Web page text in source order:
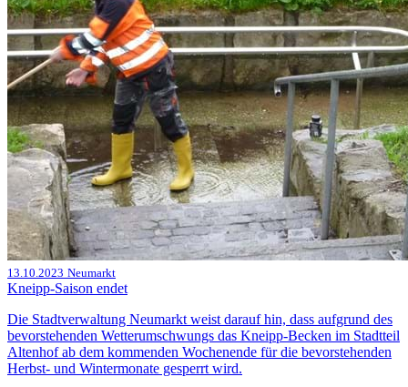
13.10.2023 Neumarkt
Kneipp-Saison endet
Die Stadtverwaltung Neumarkt weist darauf hin, dass aufgrund des
bevorstehenden Wetterumschwungs das Kneipp-Becken im Stadtteil
Altenhof ab dem kommenden Wochenende für die bevorstehenden
Herbst- und Wintermonate gesperrt wird.